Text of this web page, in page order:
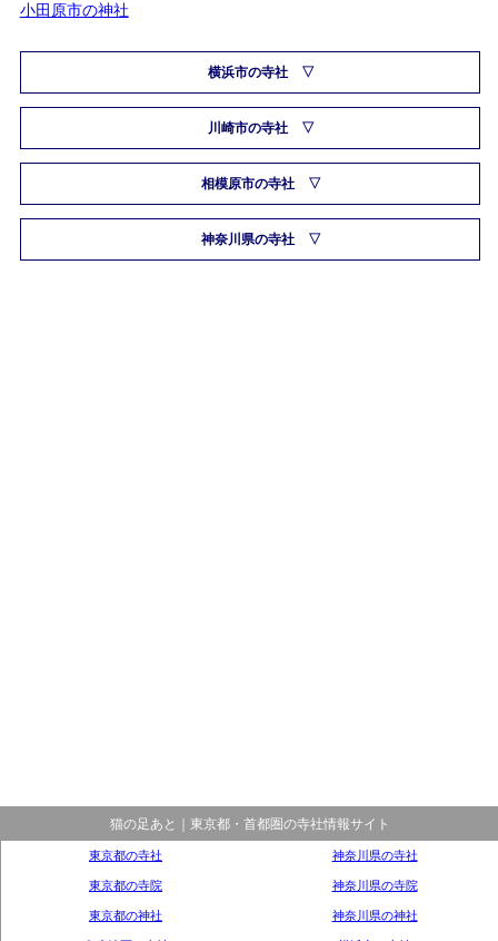
小田原市の神社
横浜市の寺社
川崎市の寺社
相模原市の寺社
神奈川県の寺社
猫の足あと｜東京都・首都圏の寺社情報サイト
東京都の寺社
東京都の寺院
東京都の神社
神奈川県の寺社
神奈川県の寺院
神奈川県の神社